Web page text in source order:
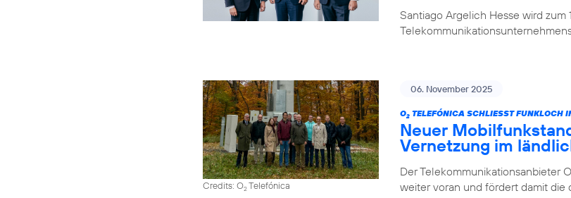
Santiago Argelich Hesse wird zum
Credits: O2Telefónica
06. November 2025
O2 TELEFÓNICA SCHLIESST FUNKLOCH
Neuer
Vernetzung im
Der Telekommunikationsanbieter O
weiter voran und fördert damit die